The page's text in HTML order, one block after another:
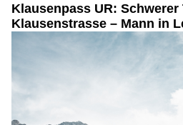
Klausenpass UR:
Klausenstrasse – Mann in